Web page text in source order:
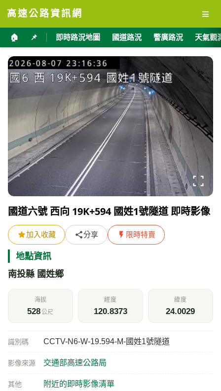
高速公路資訊網 ≡
🏠 📌 即時路況地圖 國道路況 警廣路況 天氣觀
國道六號 西向 19K+594 國姓1號隧道 即時影像
加入收藏 分享 限時特賣
地點資訊
南投縣 國姓鄉
海拔
528公尺
經度
120.8373
緯度
24.0029
識別碼 CCTV-N6-W-19.594-M-國姓1號隧道
影像來源 交通部高速公路局
其他 附近的即時影像清單